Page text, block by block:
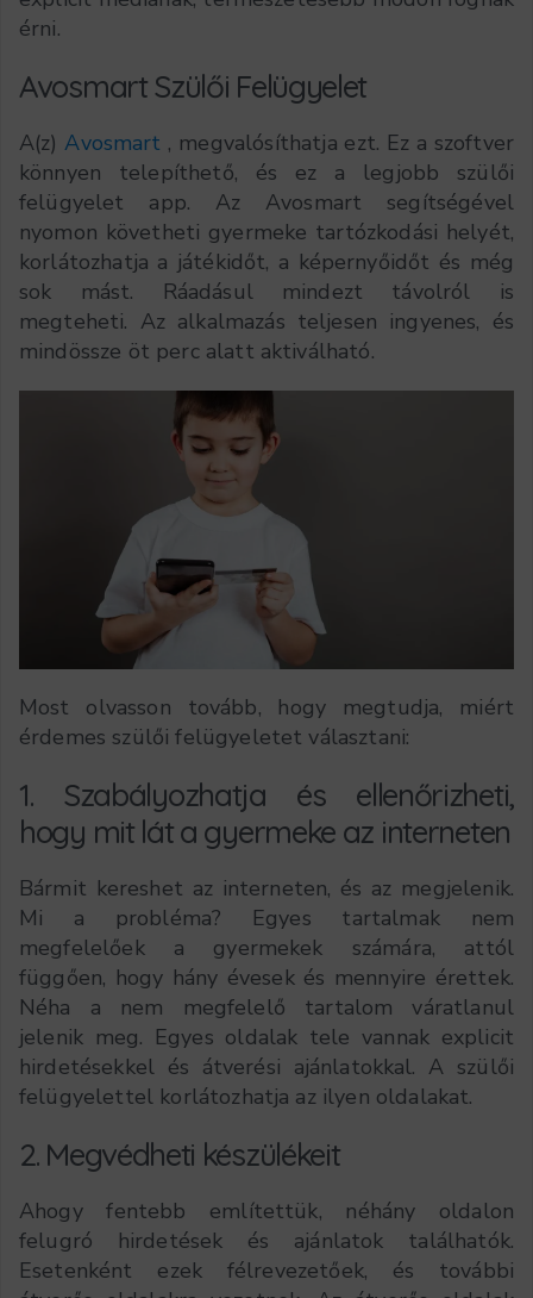
érni.
Avosmart Szülői Felügyelet
A(z)Avosmart , megvalósíthatja ezt. Ez a szoftver
könnyen telepíthető, és ez a legjobb szülői
felügyelet app. Az Avosmart segítségével
nyomon követheti gyermeke tartózkodási helyét,
korlátozhatja a játékidőt, a képernyőidőt és még
sok mást. Ráadásul mindezt távolról is
megteheti. Az alkalmazás teljesen ingyenes, és
mindössze öt perc alatt aktiválható.
Most olvasson tovább, hogy megtudja, miért
érdemes szülői felügyeletet választani:
1. Szabályozhatja és ellenőrizheti,
hogy mit lát a gyermeke az interneten
Bármit kereshet az interneten, és az megjelenik.
Mi a probléma? Egyes tartalmak nem
megfelelőek a gyermekek számára, attól
függően, hogy hány évesek és mennyire érettek.
Néha a nem megfelelő tartalom váratlanul
jelenik meg. Egyes oldalak tele vannak explicit
hirdetésekkel és átverési ajánlatokkal. A szülői
felügyelettel korlátozhatja az ilyen oldalakat.
2. Megvédheti készülékeit
Ahogy fentebb említettük, néhány oldalon
felugró hirdetések és ajánlatok találhatók.
Esetenként ezek félrevezetőek, és további